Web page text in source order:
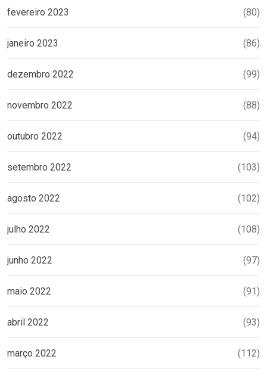
fevereiro 2023 (80)
janeiro 2023 (86)
dezembro 2022 (99)
novembro 2022 (88)
outubro 2022 (94)
setembro 2022 (103)
agosto 2022 (102)
julho 2022 (108)
junho 2022 (97)
maio 2022 (91)
abril 2022 (93)
março 2022 (112)